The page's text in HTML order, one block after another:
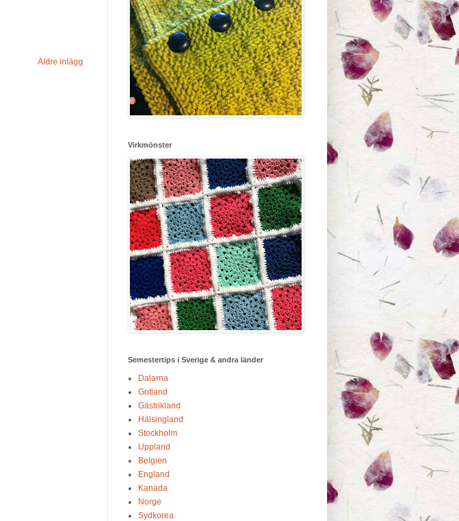
Äldre inlägg
Virkmönster
Semestertips i Sverige & andra länder
Dalarna
Gotland
Gästrikland
Hälsingland
Stockholm
Uppland
Belgien
England
Kanada
Norge
Sydkorea